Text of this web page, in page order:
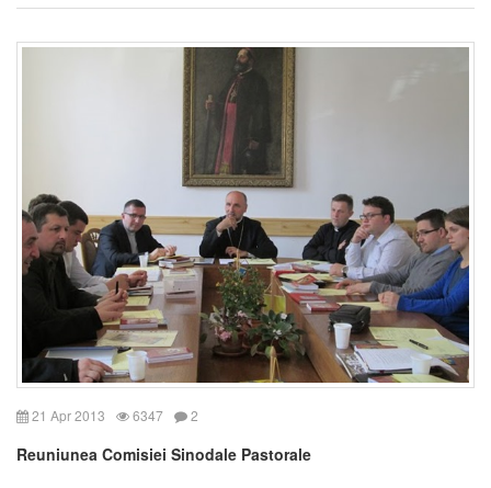
21 Apr 2013 6347 2
Reuniunea Comisiei Sinodale Pastorale